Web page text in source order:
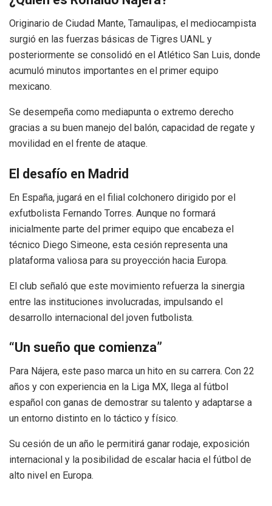
Originario de Ciudad Mante, Tamaulipas, el mediocampista
surgió en las fuerzas básicas de Tigres UANL y
posteriormente se consolidó en el Atlético San Luis, donde
acumuló minutos importantes en el primer equipo
mexicano.
Se desempeña como mediapunta o extremo derecho
gracias a su buen manejo del balón, capacidad de regate y
movilidad en el frente de ataque.
El desafío en Madrid
En España, jugará en el filial colchonero dirigido por el
exfutbolista Fernando Torres. Aunque no formará
inicialmente parte del primer equipo que encabeza el
técnico Diego Simeone, esta cesión representa una
plataforma valiosa para su proyección hacia Europa.
El club señaló que este movimiento refuerza la sinergia
entre las instituciones involucradas, impulsando el
desarrollo internacional del joven futbolista.
“Un sueño que comienza”
Para Nájera, este paso marca un hito en su carrera. Con 22
años y con experiencia en la Liga MX, llega al fútbol
español con ganas de demostrar su talento y adaptarse a
un entorno distinto en lo táctico y físico.
Su cesión de un año le permitirá ganar rodaje, exposición
internacional y la posibilidad de escalar hacia el fútbol de
alto nivel en Europa.